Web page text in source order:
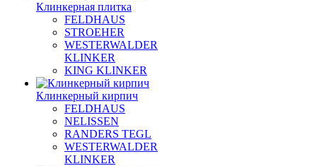
Клинкерная плитка
FELDHAUS
STROEHER
WESTERWALDER
KLINKER
KING KLINKER
Клинкерный кирпич
FELDHAUS
NELISSEN
RANDERS TEGL
WESTERWALDER
KLINKER